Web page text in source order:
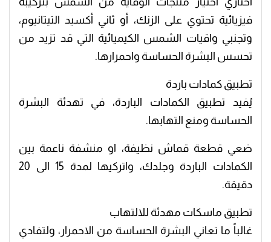
فيزيائية تحتوي على الزنك، أو ثاني أكسيد التيتانيوم،
وتجنبي واقيات الشمس الكيميائية التي قد تزيد من
تحسس البشرة الحساسة واحمرارها.
تطبيق كمادات باردة
يُفيد تطبيق الكمادات الباردة، في تهدئة البشرة
الحساسة ومنع التهابها.
ضعي قطعة قماش نظيفة، او منشفة ناعمة بين
الكمادات الباردة وجلدك، واتركيها لمدة 15 الى 20
دقيقة.
تطبيق ماسكات مهدئة للالتهاب
غالباً ما تعاني البشرة الحساسة من الاحمرار، ولتفادي